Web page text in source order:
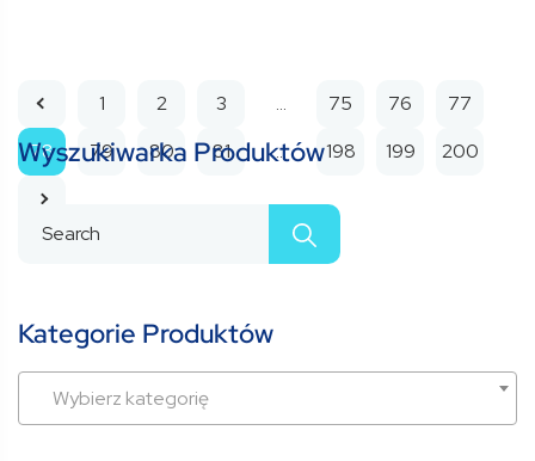
1 2 3 … 75 76
77
78
79 80 81 … 198 199 200
Wyszukiwarka Produktów
Kategorie Produktów
Wybierz kategorię